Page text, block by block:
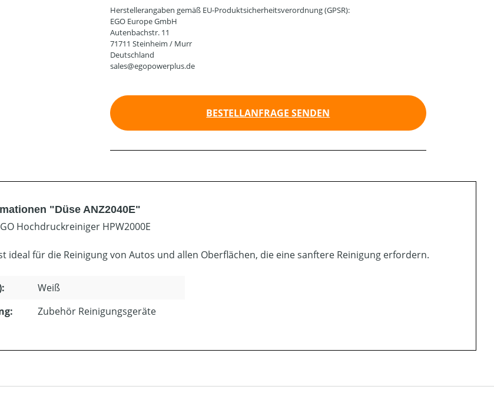
Herstellerangaben gemäß EU-Produktsicherheitsverordnung (GPSR):
EGO Europe GmbH
Autenbachstr. 11
71711 Steinheim / Murr
Deutschland
sales@egopowerplus.de
BESTELLANFRAGE SENDEN
"Düse ANZ2040E"
Hochdruckreiniger HPW2000E
ideal für die Reinigung von Autos und allen Oberflächen, die eine sanftere Reinigung erfordern.
Weiß
Zubehör Reinigungsgeräte